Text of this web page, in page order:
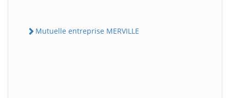
Mutuelle entreprise MERVILLE